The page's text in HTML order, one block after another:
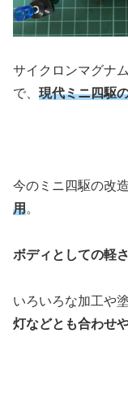
サイクロンマグナ
で、 現代ミニ四駆
今のミニ四駆の改
用。
ボディとしての軽さ
いろいろな加工や
灯などとも合わせ